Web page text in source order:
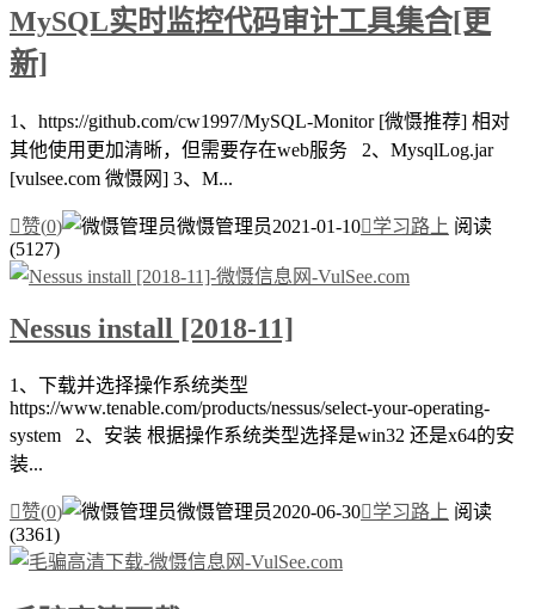
MySQL实时监控代码审计工具集合[更
新]
1、https://github.com/cw1997/MySQL-Monitor [微慑推荐] 相对
其他使用更加清晰，但需要存在web服务 2、MysqlLog.jar
[vulsee.com 微慑网] 3、M...
赞(0) 微慑管理员2021-01-10学习路上 阅读
(5127)
Nessus install [2018-11]
1、下载并选择操作系统类型
https://www.tenable.com/products/nessus/select-your-operating-
system 2、安装 根据操作系统类型选择是win32 还是x64的安
装...
赞(0) 微慑管理员2020-06-30学习路上 阅读
(3361)